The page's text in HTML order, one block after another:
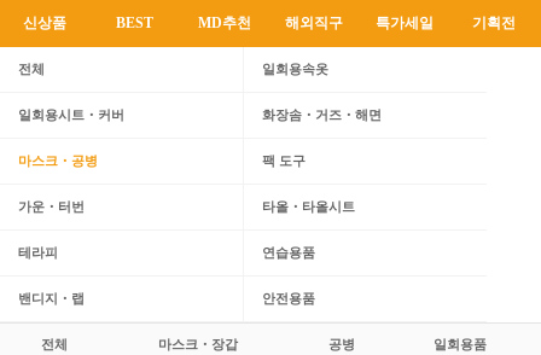
신상품 BEST MD추천 해외직구 특가세일 기획전
전체 일회용속옷
일회용시트・커버 화장솜・거즈・해면
마스크・공병 팩 도구
가운・터번 타올・타올시트
테라피 연습용품
밴디지・랩 안전용품
전체 마스크・장갑 공병 일회용품